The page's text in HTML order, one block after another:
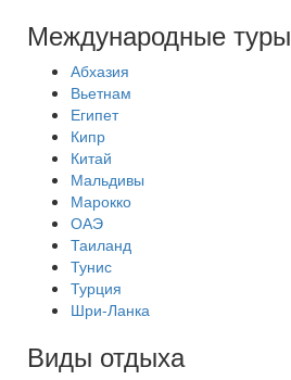
Международные туры
Абхазия
Вьетнам
Египет
Кипр
Китай
Мальдивы
Марокко
ОАЭ
Таиланд
Тунис
Турция
Шри-Ланка
Виды отдыха